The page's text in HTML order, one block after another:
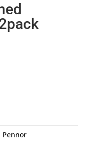
Pennor